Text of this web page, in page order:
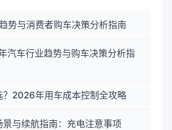
势与消费者购车决策分析指南
汽车行业趋势与购车决策分析指
？2026年用车成本控制全攻略
与续航指南：充电注意事项